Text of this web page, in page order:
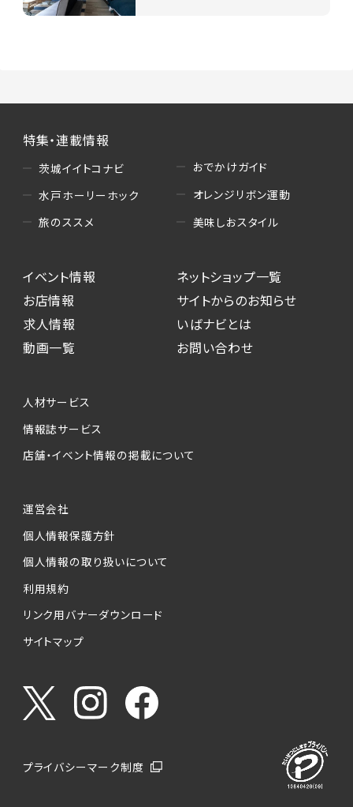
特集・連載情報
茨城イイトコナビ
水戸ホーリーホック
旅のススメ
おでかけガイド
オレンジリボン運動
美味しおスタイル
イベント情報
お店情報
求人情報
動画一覧
ネットショップ一覧
サイトからのお知らせ
いばナビとは
お問い合わせ
人材サービス
情報誌サービス
店舗・イベント情報の掲載について
運営会社
個人情報保護方針
個人情報の取り扱いについて
利用規約
リンク用バナーダウンロード
サイトマップ
プライバシーマーク制度